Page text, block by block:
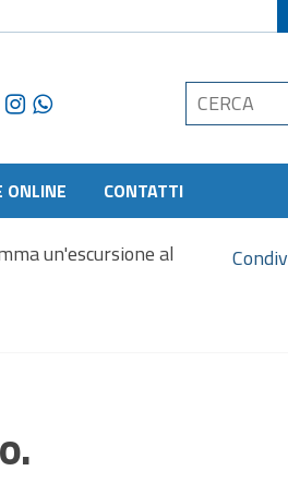
ONLINE CONTATTI
un'escursione al